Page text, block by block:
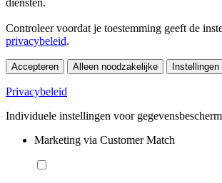
diensten.
Controleer voordat je toestemming geeft de
privacybeleid.
Accepteren Alleen noodzakelijke
Privacybeleid
Individuele instellingen voor
Marketing via Customer Match